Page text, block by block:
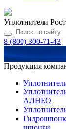
Уплотнители
8 (800) 300-71-43
Продукция
АЛНЕО
шпонки